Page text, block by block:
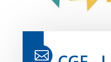
